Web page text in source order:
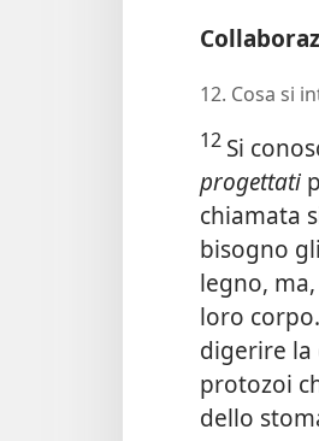
12. Cosa si
12 Si
progettati
chiamata
bisogno
legno,
loro
digerire la
protozoi
dello